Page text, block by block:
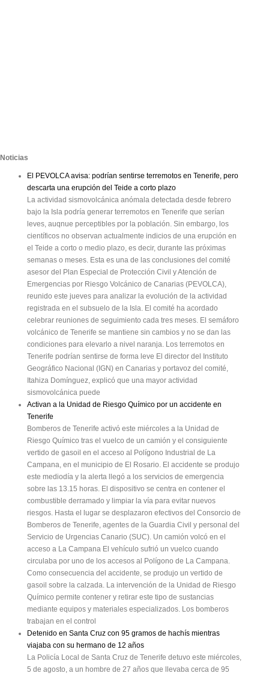
Noticias
El PEVOLCA avisa: podrían sentirse terremotos en Tenerife, pero
descarta una erupción del Teide a corto plazo
La actividad sismovolcánica anómala detectada desde febrero
bajo la Isla podría generar terremotos en Tenerife que serían
leves, auqnue perceptibles por la población. Sin embargo, los
científicos no observan actualmente indicios de una erupción en
el Teide a corto o medio plazo, es decir, durante las próximas
semanas o meses. Esta es una de las conclusiones del comité
asesor del Plan Especial de Protección Civil y Atención de
Emergencias por Riesgo Volcánico de Canarias (PEVOLCA),
reunido este jueves para analizar la evolución de la actividad
registrada en el subsuelo de la Isla. El comité ha acordado
celebrar reuniones de seguimiento cada tres meses. El semáforo
volcánico de Tenerife se mantiene sin cambios y no se dan las
condiciones para elevarlo a nivel naranja. Los terremotos en
Tenerife podrían sentirse de forma leve El director del Instituto
Geográfico Nacional (IGN) en Canarias y portavoz del comité,
Itahiza Domínguez, explicó que una mayor actividad
sismovolcánica puede
Activan a la Unidad de Riesgo Químico por un accidente en
Tenerife
Bomberos de Tenerife activó este miércoles a la Unidad de
Riesgo Químico tras el vuelco de un camión y el consiguiente
vertido de gasoil en el acceso al Polígono Industrial de La
Campana, en el municipio de El Rosario. El accidente se produjo
este mediodía y la alerta llegó a los servicios de emergencia
sobre las 13.15 horas. El dispositivo se centra en contener el
combustible derramado y limpiar la vía para evitar nuevos
riesgos. Hasta el lugar se desplazaron efectivos del Consorcio de
Bomberos de Tenerife, agentes de la Guardia Civil y personal del
Servicio de Urgencias Canario (SUC). Un camión volcó en el
acceso a La Campana El vehículo sufrió un vuelco cuando
circulaba por uno de los accesos al Polígono de La Campana.
Como consecuencia del accidente, se produjo un vertido de
gasoil sobre la calzada. La intervención de la Unidad de Riesgo
Químico permite contener y retirar este tipo de sustancias
mediante equipos y materiales especializados. Los bomberos
trabajan en el control
Detenido en Santa Cruz con 95 gramos de hachís mientras
viajaba con su hermano de 12 años
La Policía Local de Santa Cruz de Tenerife detuvo este miércoles,
5 de agosto, a un hombre de 27 años que llevaba cerca de 95